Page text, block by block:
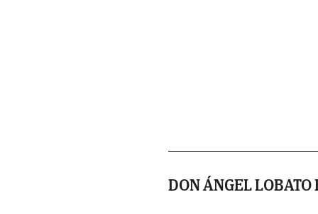
DON ÁNGEL LOBATO